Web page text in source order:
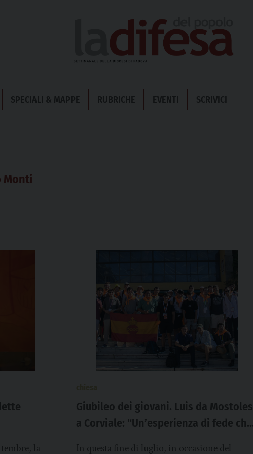
SPECIALI & MAPPE RUBRICHE EVENTI SCRIVICI
Monti
la
Giubileo dei giovani. Luis da Mostoles
a Corviale: “Un’esperienza di fede che
In questa fine di luglio, in occasione del